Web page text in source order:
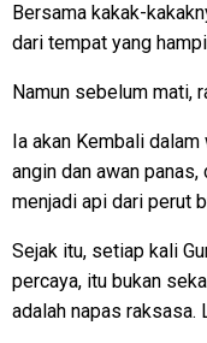
Bersama kakak-
dari tempat yang
Namun sebelum mati,
Ia akan Kembali
angin dan awan panas,
menjadi api dari perut
Sejak itu, setiap kali
percaya, itu bukan
adalah napas raksasa.